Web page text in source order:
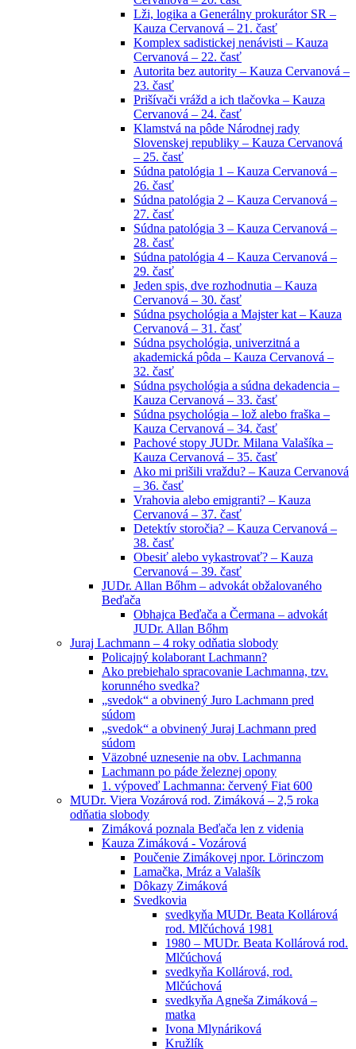
Lži, logika a Generálny prokurátor SR –
Kauza Cervanová – 21. časť
Komplex sadistickej nenávisti – Kauza
Cervanová – 22. časť
Autorita bez autority – Kauza Cervanová –
23. časť
Prišívači vrážd a ich tlačovka – Kauza
Cervanová – 24. časť
Klamstvá na pôde Národnej rady
Slovenskej republiky – Kauza Cervanová
– 25. časť
Súdna patológia 1 – Kauza Cervanová –
26. časť
Súdna patológia 2 – Kauza Cervanová –
27. časť
Súdna patológia 3 – Kauza Cervanová –
28. časť
Súdna patológia 4 – Kauza Cervanová –
29. časť
Jeden spis, dve rozhodnutia – Kauza
Cervanová – 30. časť
Súdna psychológia a Majster kat – Kauza
Cervanová – 31. časť
Súdna psychológia, univerzitná a
akademická pôda – Kauza Cervanová –
32. časť
Súdna psychológia a súdna dekadencia –
Kauza Cervanová – 33. časť
Súdna psychológia – lož alebo fraška –
Kauza Cervanová – 34. časť
Pachové stopy JUDr. Milana Valašíka –
Kauza Cervanová – 35. časť
Ako mi prišili vraždu? – Kauza Cervanová
– 36. časť
Vrahovia alebo emigranti? – Kauza
Cervanová – 37. časť
Detektív storočia? – Kauza Cervanová –
38. časť
Obesiť alebo vykastrovať? – Kauza
Cervanová – 39. časť
JUDr. Allan Bőhm – advokát obžalovaného
Beďača
Obhajca Beďača a Čermana – advokát
JUDr. Allan Bőhm
Juraj Lachmann – 4 roky odňatia slobody
Policajný kolaborant Lachmann?
Ako prebiehalo spracovanie Lachmanna, tzv.
korunného svedka?
„svedok“ a obvinený Juro Lachmann pred
súdom
„svedok“ a obvinený Juraj Lachmann pred
súdom
Väzobné uznesenie na obv. Lachmanna
Lachmann po páde železnej opony
1. výpoveď Lachmanna: červený Fiat 600
MUDr. Viera Vozárová rod. Zimáková – 2,5 roka
odňatia slobody
Zimáková poznala Beďača len z videnia
Kauza Zimáková - Vozárová
Poučenie Zimákovej npor. Lörinczom
Lamačka, Mráz a Valašík
Dôkazy Zimáková
Svedkovia
svedkyňa MUDr. Beata Kollárová
rod. Mlčúchová 1981
1980 – MUDr. Beata Kollárová rod.
Mlčúchová
svedkyňa Kollárová, rod.
Mlčúchová
svedkyňa Agneša Zimáková –
matka
Ivona Mlynáriková
Kružlík